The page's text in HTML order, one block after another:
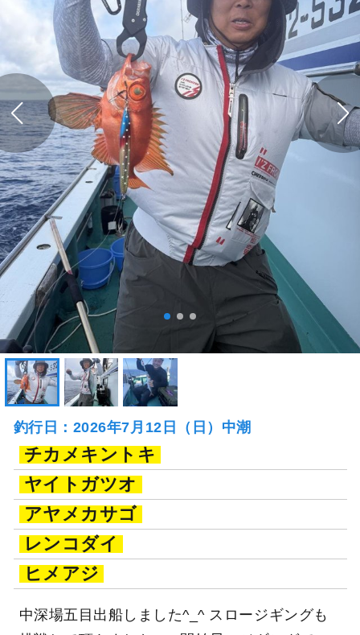
釣行日：2026年7月12日（日）中潮
チカメキントキ
ヤイトガツオ
アヤメカサゴ
レンコダイ
ヒメアジ
中深場五目出船しました^_^ スロージギングも